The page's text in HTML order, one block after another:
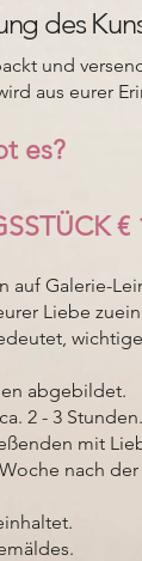
des
und
aus eurer
es?
€
Galerie-
Liebe
abgebildet.
2 - 3 Stunden.
mit
nach